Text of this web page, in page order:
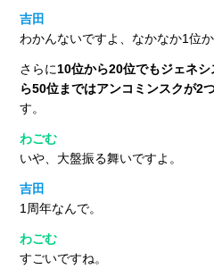
吉田
わかんないですよ、なかなか1位
さらに10位から20位でもジェネ
ら50位まではアンコミンスクが2
す。
わごむ
いや、大盤振る舞いですよ。
吉田
1周年なんで。
わごむ
すごいですね。